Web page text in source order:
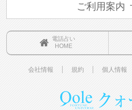
ご利用案内
電話占い
HOME
会社情報 規約 個人情報